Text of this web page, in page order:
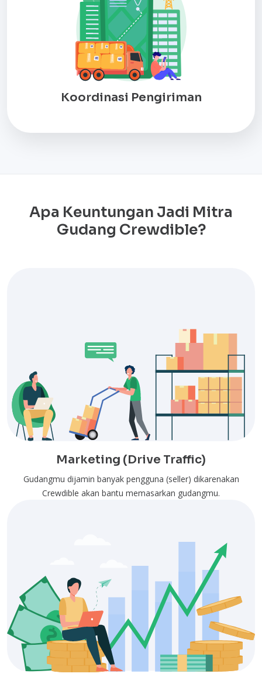
Koordinasi Pengiriman
Apa Keuntungan Jadi Mitra
Gudang Crewdible?
Marketing (Drive Traffic)
Gudangmu dijamin banyak pengguna (seller) dikarenakan
Crewdible akan bantu memasarkan gudangmu.